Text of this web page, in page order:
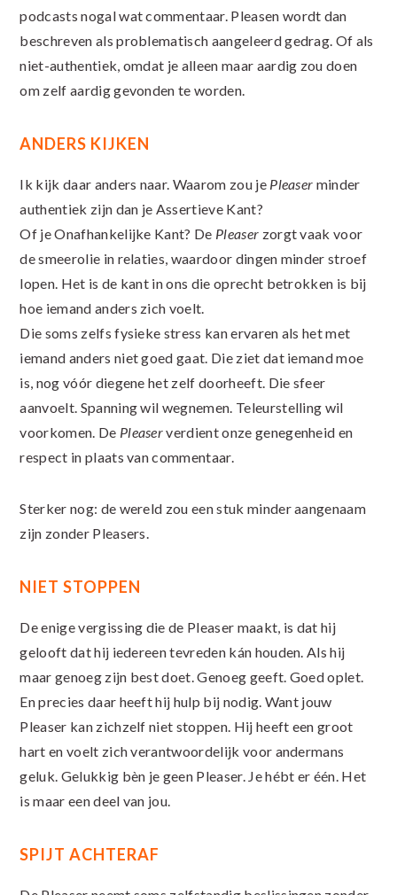
podcasts nogal wat commentaar. Pleasen wordt dan
beschreven als problematisch aangeleerd gedrag. Of als
niet-authentiek, omdat je alleen maar aardig zou doen
om zelf aardig gevonden te worden.
ANDERS KIJKEN
Ik kijk daar anders naar. Waarom zou je Pleaser minder
authentiek zijn dan je Assertieve Kant?
Of je Onafhankelijke Kant? De Pleaser zorgt vaak voor
de smeerolie in relaties, waardoor dingen minder stroef
lopen. Het is de kant in ons die oprecht betrokken is bij
hoe iemand anders zich voelt.
Die soms zelfs fysieke stress kan ervaren als het met
iemand anders niet goed gaat. Die ziet dat iemand moe
is, nog vóór diegene het zelf doorheeft. Die sfeer
aanvoelt. Spanning wil wegnemen. Teleurstelling wil
voorkomen. De Pleaserverdient onze genegenheid en
respect in plaats van commentaar.
Sterker nog: de wereld zou een stuk minder aangenaam
zijn zonder Pleasers.
NIET STOPPEN
De enige vergissing die de Pleaser maakt, is dat hij
gelooft dat hij iedereen tevreden kán houden. Als hij
maar genoeg zijn best doet. Genoeg geeft. Goed oplet.
En precies daar heeft hij hulp bij nodig. Want jouw
Pleaser kan zichzelf niet stoppen. Hij heeft een groot
hart en voelt zich verantwoordelijk voor andermans
geluk. Gelukkig bèn je geen Pleaser. Je hébt er één. Het
is maar een deel van jou.
SPIJT ACHTERAF